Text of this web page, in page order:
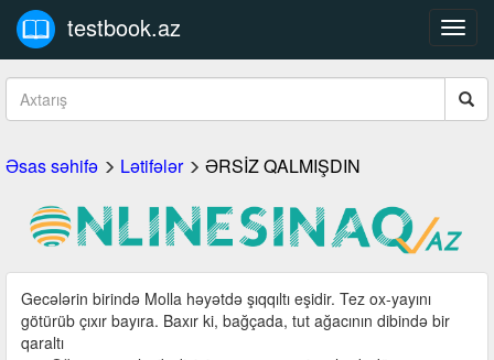
testbook.az
Əsas səhifə Lətifələr ƏRSİZ QALMIŞDIN
Gecələrin birində Molla həyətdə şıqqıltı eşidir. Tez ox-yayını
götürüb çıxır bayıra. Baxır ki, bağçada, tut ağacının dibində bir
qaraltı